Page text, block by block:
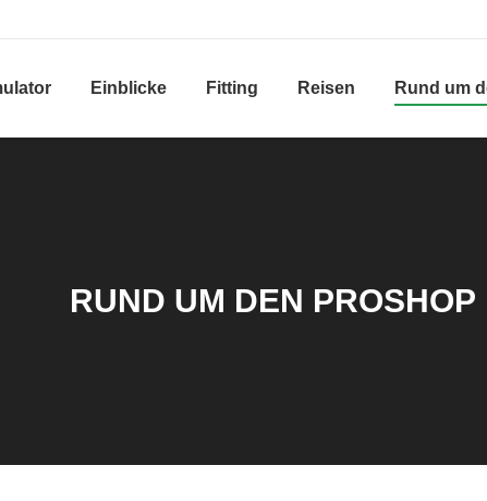
Einblicke Fitting Reisen Rund um
RUND UM DEN PROSHOP